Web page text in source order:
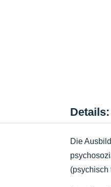
Details:
Die
(psychisch